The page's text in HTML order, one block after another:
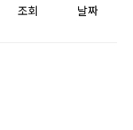
조회 날짜